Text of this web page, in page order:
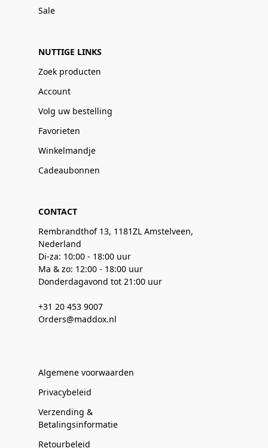
Sale
NUTTIGE LINKS
Zoek producten
Account
Volg uw bestelling
Favorieten
Winkelmandje
Cadeaubonnen
CONTACT
Rembrandthof 13, 1181ZL Amstelveen,
Nederland
Di-za: 10:00 - 18:00 uur
Ma & zo: 12:00 - 18:00 uur
Donderdagavond tot 21:00 uur
+31 20 453 9007
Orders@maddox.nl
Algemene voorwaarden
Privacybeleid
Verzending &
Betalingsinformatie
Retourbeleid